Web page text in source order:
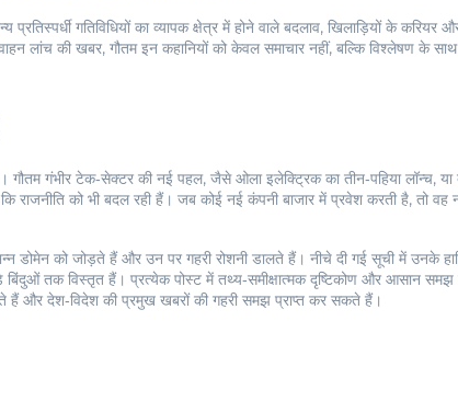
गतिविधियों का व्यापक क्षेत्र में होने वाले बदलाव, खिलाड़ियों के करियर और
लांच की खबर, गौतम इन कहानियों को केवल समाचार नहीं, बल्कि विश्लेषण के
गौतम गंभीर टेक‑सेक्टर की नई पहल, जैसे ओला इलेक्ट्रिक का तीन‑पहिया
को भी बदल रही हैं। जब कोई नई कंपनी बाजार में प्रवेश करती है, तो वह
डोमेन को जोड़ते हैं और उन पर गहरी रोशनी डालते हैं। नीचे दी गई सूची में उनके
तक विस्तृत हैं। प्रत्येक पोस्ट में तथ्य‑समीक्षात्मक दृष्टिकोण और आसान
और देश‑विदेश की प्रमुख खबरों की गहरी समझ प्राप्त कर सकते हैं।